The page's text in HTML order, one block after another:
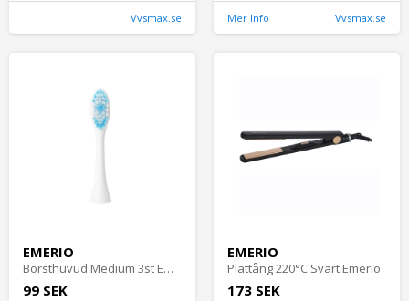
Vvsmax.se Mer Info Vvsmax.se
EMERIO
Borsthuvud Medium 3st Emerio
99 SEK
EMERIO
Plattång 220°C Svart Emerio
173 SEK